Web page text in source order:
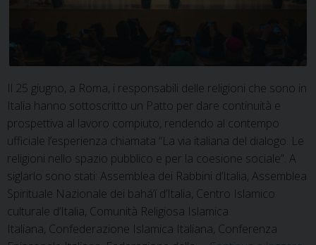
Il 25 giugno, a Roma, i responsabili delle religioni che sono in
Italia hanno sottoscritto un Patto per dare continuità e
prospettiva al lavoro compiuto, rendendo al contempo
ufficiale l’esperienza chiamata “La via italiana del dialogo. Le
religioni nello spazio pubblico e per la coesione sociale”. A
siglarlo sono stati: Assemblea dei Rabbini d’Italia, Assemblea
Spirituale Nazionale dei bahá’í d’Italia, Centro Islamico
culturale d’Italia, Comunità Religiosa Islamica
Italiana, Confederazione Islamica Italiana, Conferenza